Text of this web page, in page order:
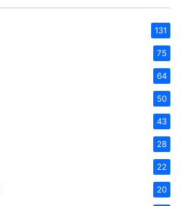
131
75
64
50
43
28
22
20